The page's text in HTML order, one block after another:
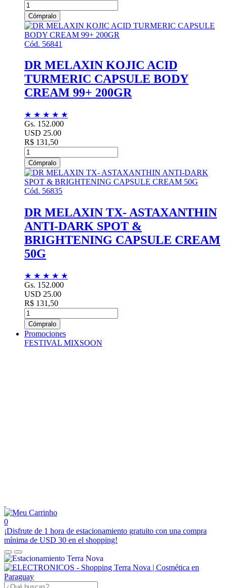
Cómpralo
Cód. 56841
DR MELAXIN KOJIC ACID
TURMERIC CAPSULE BODY
CREAM 99+ 200GR
★ ★ ★ ★ ★
Gs. 152.000
USD 25.00
R$ 131,50
Cómpralo
Cód. 56835
DR MELAXIN TX- ASTAXANTHIN
ANTI-DARK SPOT &
BRIGHTENING CAPSULE CREAM
50G
★ ★ ★ ★ ★
Gs. 152.000
USD 25.00
R$ 131,50
Cómpralo
Promociones
FESTIVAL MIXSOON
0
¡Disfrute de 1 hora de estacionamiento gratuito con una compra
mínima de USD 30 en el shopping!